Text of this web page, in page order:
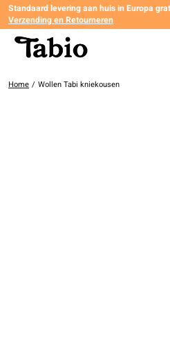
Standaard levering aan huis in Europa
Verzending en Retourneren
Home / Wollen Tabi kniekousen